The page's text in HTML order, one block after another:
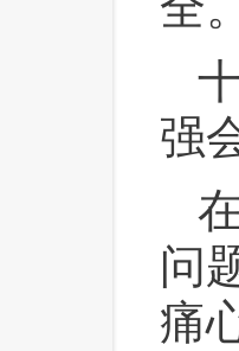
强
问
痛